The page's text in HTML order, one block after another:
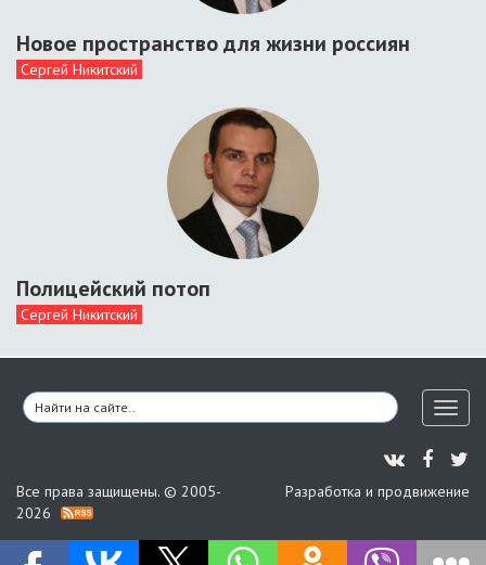
Новое пространство для жизни россиян
Сергей Никитский
Полицейский потоп
Сергей Никитский
Все права защищены. © 2005-
2026
Разработка и продвижение